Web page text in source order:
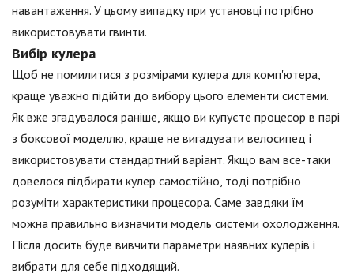
навантаження. У цьому випадку при установці потрібно
використовувати гвинти.
Вибір кулера
Щоб не помилитися з розмірами кулера для комп'ютера,
краще уважно підійти до вибору цього елементи системи.
Як вже згадувалося раніше, якщо ви купуєте процесор в парі
з боксової моделлю, краще не вигадувати велосипед і
використовувати стандартний варіант. Якщо вам все-таки
довелося підбирати кулер самостійно, тоді потрібно
розуміти характеристики процесора. Саме завдяки їм
можна правильно визначити модель системи охолодження.
Після досить буде вивчити параметри наявних кулерів і
вибрати для себе підходящий.